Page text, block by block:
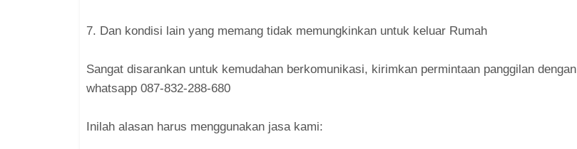
7. Dan kondisi lain yang memang tidak memungkinkan untuk keluar Rumah
Sangat disarankan untuk kemudahan berkomunikasi, kirimkan permintaan panggilan dengan
whatsapp 087-832-288-680
Inilah alasan harus menggunakan jasa kami: